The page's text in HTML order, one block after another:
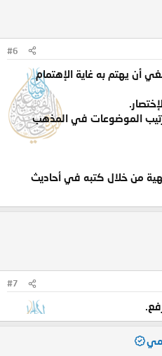
#6
أن يهتم به غاية الإهتمام
ترتيب الموضوعات في المذهب
من خلال كتبه في أحاديث
#7